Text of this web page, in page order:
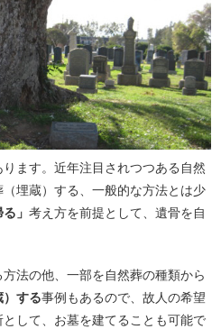
ます。近年注目されつつある自然
埋蔵）する、一般的な方法とは少
る」考え方を前提として、遺骨を自
法の他、一部を自然葬の種類から
）する事例もあるので、故人の希望
して、お墓を建てることも可能で